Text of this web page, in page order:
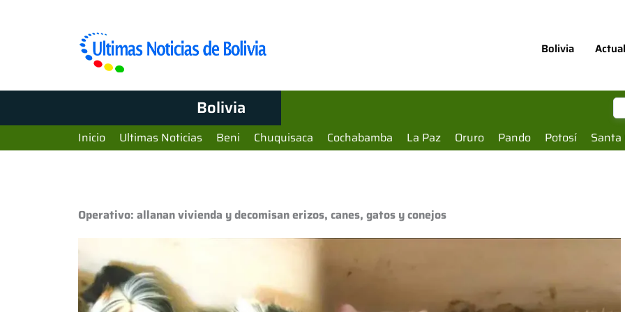
Bolivia
Bolivia
Inicio Ultimas Noticias Beni Chuquisaca Cochabamba La Paz Oruro Pando Potosí Santa
Operativo: allanan vivienda y decomisan erizos, canes, gatos y conejos